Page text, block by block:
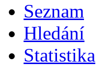
Seznam
Hledání
Statistika